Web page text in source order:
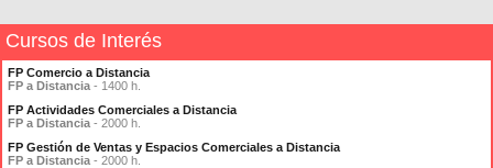
Cursos de Interés
FP Comercio a Distancia
FP a Distancia - 1400 h.
FP Actividades Comerciales a Distancia
FP a Distancia - 2000 h.
FP Gestión de Ventas y Espacios Comerciales a Distancia
FP a Distancia - 2000 h.